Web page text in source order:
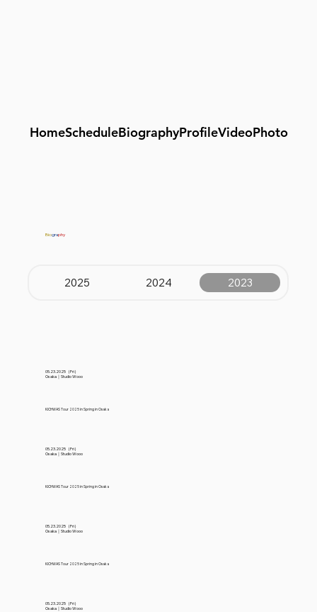
HomeScheduleBiographyProfileVideoPhoto
Biography
2025 2024 2023
05.23.2025（Fri）
Osaka｜Studio Wooo
KICHWAS Tour 2025 in Spring in Osaka
05.23.2025（Fri）
Osaka｜Studio Wooo
KICHWAS Tour 2025 in Spring in Osaka
05.23.2025（Fri）
Osaka｜Studio Wooo
KICHWAS Tour 2025 in Spring in Osaka
05.23.2025（Fri）
Osaka｜Studio Wooo